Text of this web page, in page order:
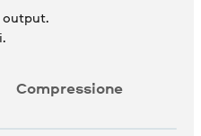
output.
Compressione